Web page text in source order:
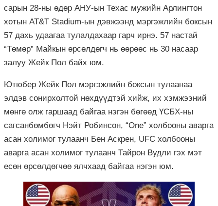
сарын 28-ны өдөр АНУ-ын Техас мужийн Арлингтон
хотын AT&T Stadium-ын дэвжээнд мэргэжлийн боксын
57 дахь удаагаа тулалдахаар гарч ирнэ. 57 настай
“Төмөр” Майкын өрсөлдөгч нь өөрөөс нь 30 насаар
залуу Жейк Пол байх юм.
Ютюбер Жейк Пол мэргэжлийн боксын тулаанаа
элдэв сонирхолтой нөхдүүдтэй хийж, их хэмжээний
мөнгө олж гаршаад байгаа нэгэн бөгөөд ҮСБХ-ны
сагсанбөмбөгч Нэйт Робинсон, “One” холбооны аварга
асан холимог тулаанч Бен Аскрен, UFC холбооны
аварга асан холимог тулаанч Тайрон Вудли гэх мэт
есөн өрсөлдөгчөө ялчхаад байгаа нэгэн юм.